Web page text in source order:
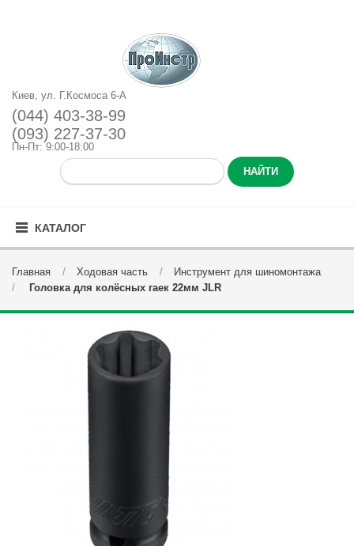
Киев, ул. Г.Космоса 6-А
(044) 403-38-99
(093) 227-37-30
Пн-Пт: 9:00-18:00
КАТАЛОГ
Главная Ходовая часть
Инструмент для шиномонтажа
Головка для колёсных гаек 22мм JLR